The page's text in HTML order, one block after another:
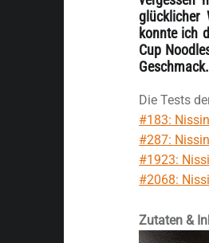
glücklicher
konnte ich
Cup
Geschmack.
Die Tests
#183:
#287:
#1923:
#2068:
Zutaten &